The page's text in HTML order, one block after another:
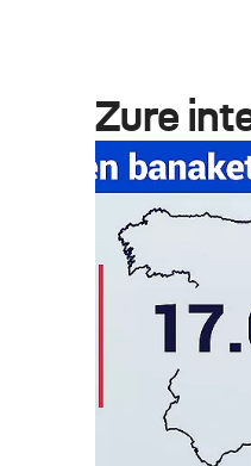
Zure